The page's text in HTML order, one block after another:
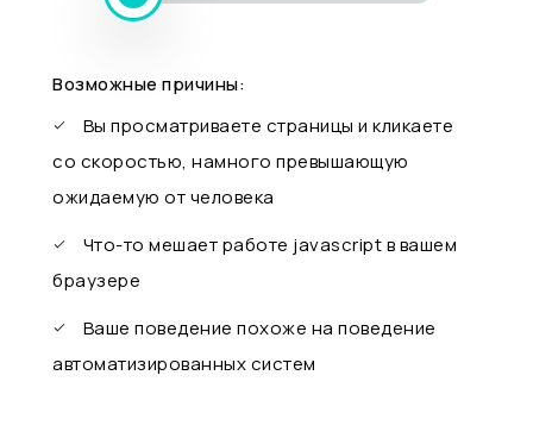
Возможные причины:
Вы просматриваете страницы и кликаете
со скоростью, намного превышающую
ожидаемую от человека
Что-то мешает работе javascript в вашем
браузере
Ваше поведение похоже на поведение
автоматизированных систем